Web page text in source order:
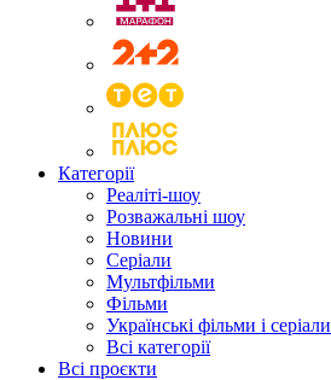
Категорії
Реаліті-шоу
Розважальні шоу
Новини
Серіали
Мультфільми
Фільми
Українські фільми і серіали
Всі категорії
Всі проєкти